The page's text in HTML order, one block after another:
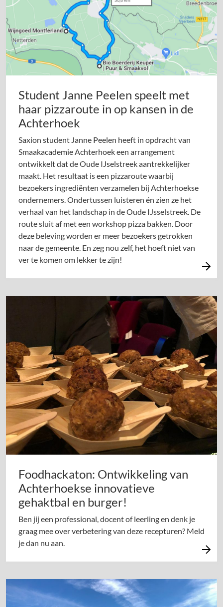
Student Janne Peelen speelt met
haar pizzaroute in op kansen in de
Achterhoek
Saxion student Janne Peelen heeft in opdracht van
Smaakacademie Achterhoek een arrangement
ontwikkelt dat de Oude IJselstreek aantrekkelijker
maakt. Het resultaat is een pizzaroute waarbij
bezoekers ingrediënten verzamelen bij Achterhoekse
ondernemers. Ondertussen luisteren én zien ze het
verhaal van het landschap in de Oude IJsselstreek. De
route sluit af met een workshop pizza bakken. Door
deze beleving worden er meer bezoekers getrokken
naar de gemeente. En zeg nou zelf, het hoeft niet van
ver te komen om lekker te zijn!
Foodhackaton: Ontwikkeling van
Achterhoekse innovatieve
gehaktbal en burger!
Ben jij een professional, docent of leerling en denk je
graag mee over verbetering van deze recepturen? Meld
je dan nu aan.